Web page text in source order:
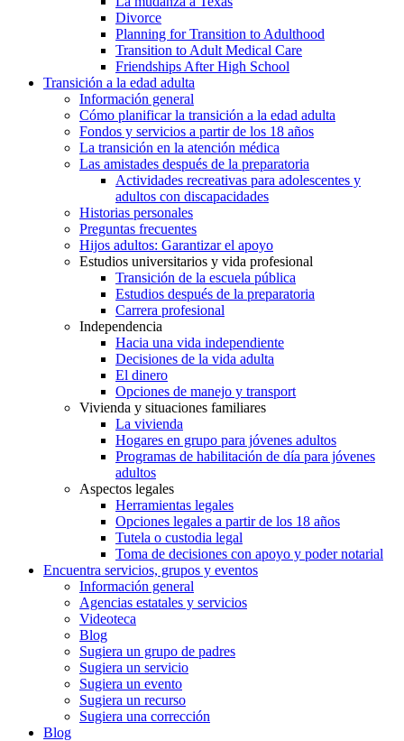
Divorce
Planning for Transition to Adulthood
Transition to Adult Medical Care
Friendships After High School
Transición a la edad adulta
Información general
Cómo planificar la transición a la edad adulta
Fondos y servicios a partir de los 18 años
La transición en la atención médica
Las amistades después de la preparatoria
Actividades recreativas para adolescentes y
adultos con discapacidades
Historias personales
Preguntas frecuentes
Hijos adultos: Garantizar el apoyo
Estudios universitarios y vida profesional
Transición de la escuela pública
Estudios después de la preparatoria
Carrera profesional
Independencia
Hacia una vida independiente
Decisiones de la vida adulta
El dinero
Opciones de manejo y transport
Vivienda y situaciones familiares
La vivienda
Hogares en grupo para jóvenes adultos
Programas de habilitación de día para jóvenes
adultos
Aspectos legales
Herramientas legales
Opciones legales a partir de los 18 años
Tutela o custodia legal
Toma de decisiones con apoyo y poder notarial
Encuentra servicios, grupos y eventos
Información general
Agencias estatales y servicios
Videoteca
Blog
Sugiera un grupo de padres
Sugiera un servicio
Sugiera un evento
Sugiera un recurso
Sugiera una corrección
Blog